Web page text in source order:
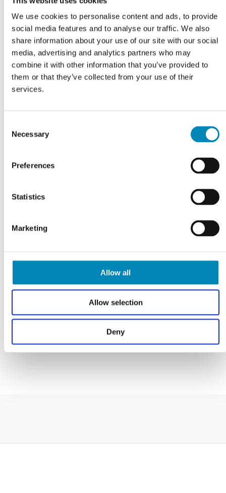
We use cookies to personalise content and ads, to provide
social media features and to analyse our traffic. We also
share information about your use of our site with our social
media, advertising and analytics partners who may
combine it with other information that you’ve provided to
them or that they’ve collected from your use of their
services.
Selection
Necessary
Preferences
Statistics
Marketing
Allow all
Allow selection
Deny
716,85DKK
LÆS MERE
På fjernlager
773,55DKK
LÆS MERE
På fjernlager
LÆS MERE